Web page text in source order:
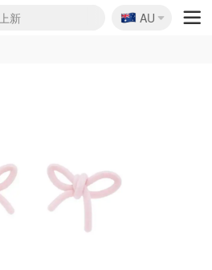
折
汇总
实拍
漏
折起
起肤1折
折
$50
地板价
6折
折
票
3折浴露
霜
票6折
香薰
2.3折
折
天2折
折起
折
🇦🇺
AU